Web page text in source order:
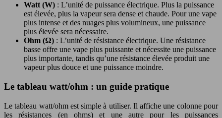
Watt (W) : L’unité de puissance électrique. Plus la puissance
est élevée, plus la vapeur sera dense et chaude. Pour une vape
plus intense et des nuages plus volumineux, une puissance
plus élevée sera nécessaire.
Ohm (Ω) : L’unité de résistance électrique. Une résistance
basse offre une vape plus puissante et nécessite une puissance
plus importante, tandis qu’une résistance élevée produit une
vapeur plus douce et une puissance moindre.
Le tableau watt/ohm : un guide pratique
Le tableau watt/ohm est simple à utiliser. Il affiche une colonne pour
les résistances (en ohms) et une autre pour les puissances